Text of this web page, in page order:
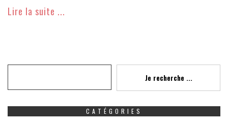
Lire la suite ...
Je recherche ...
CATÉGORIES